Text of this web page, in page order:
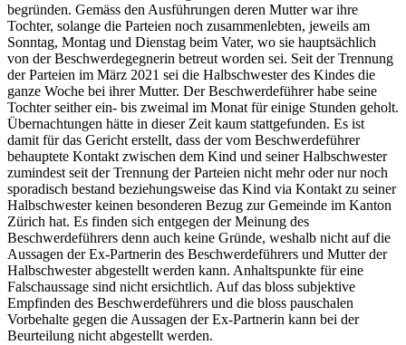
begründen. Gemäss den Ausführungen deren Mutter war ihre
Tochter, solange die Parteien noch zusammenlebten, jeweils am
Sonntag, Montag und Dienstag beim Vater, wo sie hauptsächlich
von der Beschwerdegegnerin betreut worden sei. Seit der Trennung
der Parteien im März 2021 sei die Halbschwester des Kindes die
ganze Woche bei ihrer Mutter. Der Beschwerdeführer habe seine
Tochter seither ein- bis zweimal im Monat für einige Stunden geholt.
Übernachtungen hätte in dieser Zeit kaum stattgefunden. Es ist
damit für das Gericht erstellt, dass der vom Beschwerdeführer
behauptete Kontakt zwischen dem Kind und seiner Halbschwester
zumindest seit der Trennung der Parteien nicht mehr oder nur noch
sporadisch bestand beziehungsweise das Kind via Kontakt zu seiner
Halbschwester keinen besonderen Bezug zur Gemeinde im Kanton
Zürich hat. Es finden sich entgegen der Meinung des
Beschwerdeführers denn auch keine Gründe, weshalb nicht auf die
Aussagen der Ex-Partnerin des Beschwerdeführers und Mutter der
Halbschwester abgestellt werden kann. Anhaltspunkte für eine
Falschaussage sind nicht ersichtlich. Auf das bloss subjektive
Empfinden des Beschwerdeführers und die bloss pauschalen
Vorbehalte gegen die Aussagen der Ex-Partnerin kann bei der
Beurteilung nicht abgestellt werden.